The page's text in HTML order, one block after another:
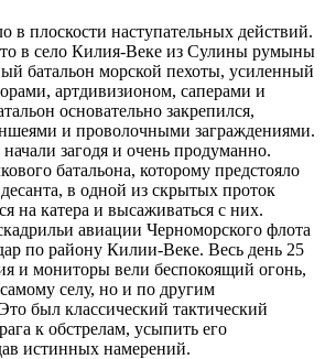
в плоскости наступательных действий.
в село Килия-Веке из Сулины румыны
батальон морской пехоты, усиленный
артдивизионом, саперами и
основательно закрепился,
и проволочными заграждениями.
загодя и очень продуманно.
батальона, которому предстояло
в одной из скрытых проток
на катера и высаживаться с них.
авиации Черноморского флота
по району Килии-Веке. Весь день 25
и мониторы вели беспокоящий огонь,
селу, но и по другим
был классический тактический
к обстрелам, усыпить его
истинных намерений.